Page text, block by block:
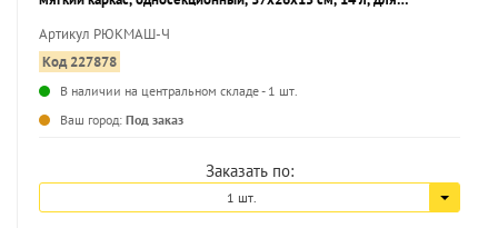
Артикул РЮКМАШ-Ч
Код 227878
В наличии на центральном складе - 1 шт.
Ваш город: Под заказ
Заказать по:
1 шт.